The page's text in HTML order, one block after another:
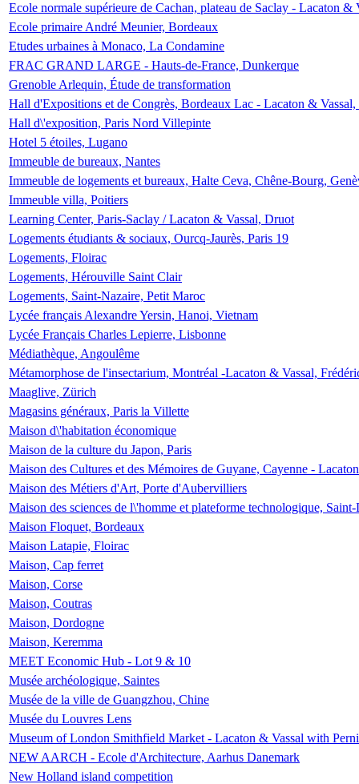
Ecole normale supérieure de Cachan, plateau de Saclay - Lacaton &
Ecole primaire André Meunier, Bordeaux
Etudes urbaines à Monaco, La Condamine
FRAC GRAND LARGE - Hauts-de-France, Dunkerque
Grenoble Arlequin, Étude de transformation
Hall d'Expositions et de Congrès, Bordeaux Lac - Lacaton &
Hall d\'exposition, Paris Nord Villepinte
Hotel 5 étoiles, Lugano
Immeuble de bureaux, Nantes
Immeuble de logements et bureaux, Halte Ceva, Chêne-Bourg,
Immeuble villa, Poitiers
Learning Center, Paris-Saclay / Lacaton & Vassal, Druot
Logements étudiants & sociaux, Ourcq-Jaurès, Paris 19
Logements, Floirac
Logements, Hérouville Saint Clair
Logements, Saint-Nazaire, Petit Maroc
Lycée français Alexandre Yersin, Hanoi, Vietnam
Lycée Français Charles Lepierre, Lisbonne
Médiathèque, Angoulême
Métamorphose de l'insectarium, Montréal -Lacaton & Vassal,
Maaglive, Zürich
Magasins généraux, Paris la Villette
Maison d\'habitation économique
Maison de la culture du Japon, Paris
Maison des Cultures et des Mémoires de Guyane, Cayenne -
Maison des Métiers d'Art, Porte d'Aubervilliers
Maison des sciences de l\'homme et plateforme technologique,
Maison Floquet, Bordeaux
Maison Latapie, Floirac
Maison, Cap ferret
Maison, Corse
Maison, Coutras
Maison, Dordogne
Maison, Keremma
MEET Economic Hub - Lot 9 & 10
Musée archéologique, Saintes
Musée de la ville de Guangzhou, Chine
Musée du Louvres Lens
Museum of London Smithfield Market - Lacaton & Vassal with
NEW AARCH - Ecole d'Architecture, Aarhus Danemark
New Holland island competition